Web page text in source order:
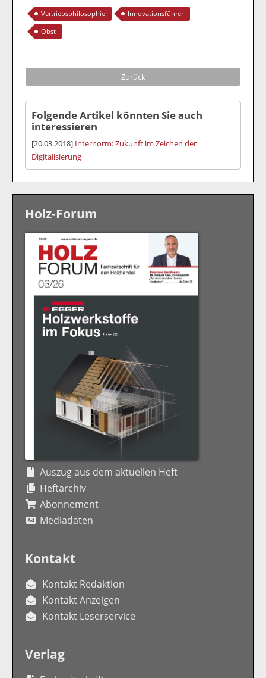
Vertriebsphilosophie
Innovationsführer
Obst
Zurück
Folgende Artikel könnten Sie auch
interessieren
[20.03.2018] Internorm: Zukunft im Zeichen der
Digitalisierung
Holz-Forum
Auszug aus dem aktuellen Heft
Heftarchiv
Abonnement
Mediadaten
Kontakt
Kontakt Redaktion
Kontakt Anzeigen
Kontakt Leserservice
Verlag